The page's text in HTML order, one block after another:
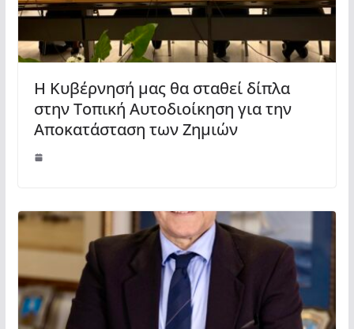
Η Κυβέρνησή μας θα σταθεί δίπλα
στην Τοπική Αυτοδιοίκηση για την
Αποκατάσταση των Ζημιών